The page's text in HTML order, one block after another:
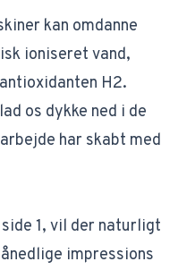
kan omdanne
ioniseret vand,
H2.
os dykke ned i de
har skabt med
1, vil der naturligt
impressions